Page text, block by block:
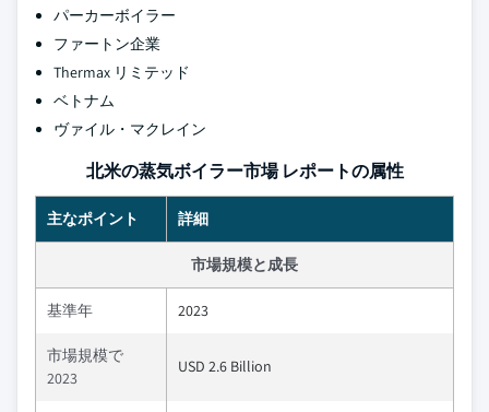
パーカーボイラー
ファートン企業
Thermax リミテッド
ベトナム
ヴァイル・マクレイン
北米の蒸気ボイラー市場 レポートの属性
主なポイント 詳細
市場規模と成長
基準年 2023
市場規模で
2023
USD 2.6 Billion